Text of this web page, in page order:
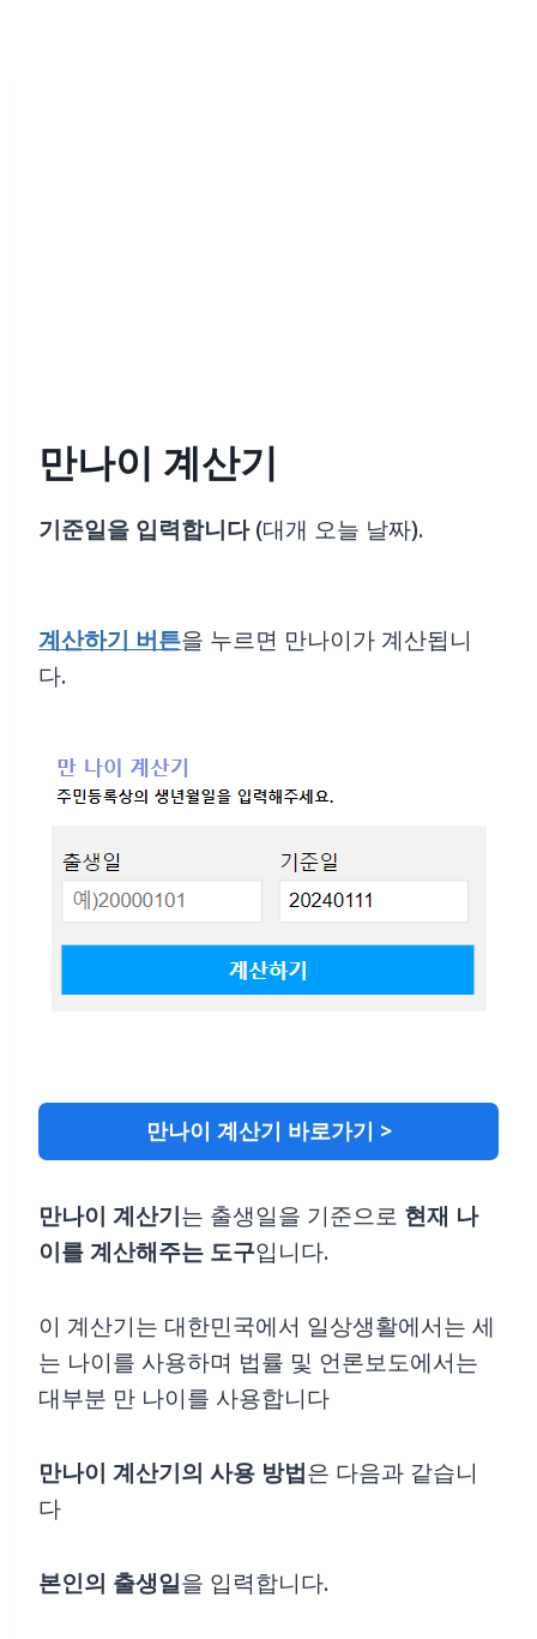
만나이 계산기
기준일을 입력합니다(대개 오늘 날짜).
계산하기 버튼을 누르면 만나이가 계산됩니
다.
만나이 계산기 바로가기 >
만나이 계산기는 출생일을 기준으로현재 나
이를 계산해주는 도구입니다.
이 계산기는 대한민국에서 일상생활에서는 세
는 나이를 사용하며 법률 및 언론보도에서는
대부분 만 나이를 사용합니다
만나이 계산기의 사용 방법은 다음과 같습니
다
본인의 출생일을 입력합니다.